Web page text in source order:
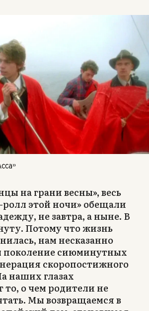
на грани весны», весь
ролл этой ночи» обещали
не завтра, а ныне. В
Потому что жизнь
нам несказанно
поколение сиюминутных
скоропостижного
наших глазах
то, о чем родители не
Мы возвращаемся в